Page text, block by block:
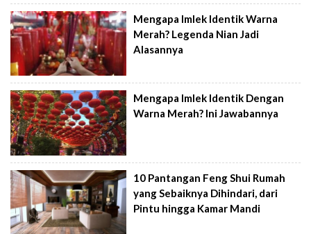
Mengapa Imlek Identik Warna
Merah? Legenda Nian Jadi
Alasannya
Mengapa Imlek Identik Dengan
Warna Merah? Ini Jawabannya
10 Pantangan Feng Shui Rumah
yang Sebaiknya Dihindari, dari
Pintu hingga Kamar Mandi